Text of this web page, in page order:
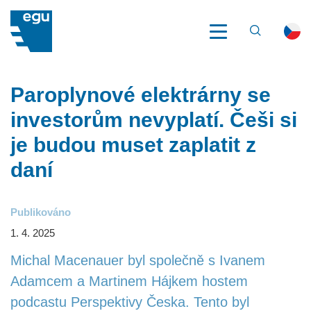
CO DĚLÁME
NOVINKY
EGU
NEVYPLATÍ. ČEŠI SI JE BUDOU MUSET ZAPLATIT Z DANÍ
Paroplynové elektrárny se
investorům nevyplatí. Češi si
je budou muset zaplatit z
daní
Publikováno
1. 4. 2025
Michal Macenauer byl společně s Ivanem
Adamcem a Martinem Hájkem hostem
podcastu Perspektivy Česka. Tento byl